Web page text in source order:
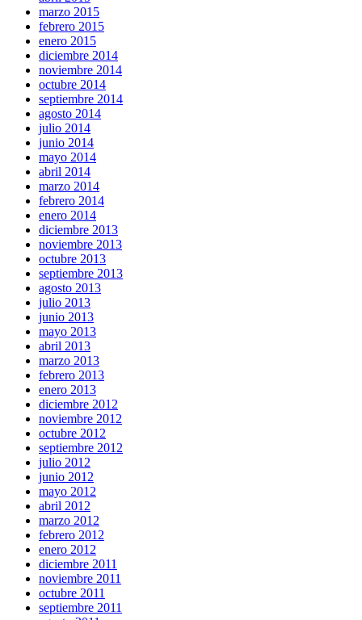
marzo 2015
febrero 2015
enero 2015
diciembre 2014
noviembre 2014
octubre 2014
septiembre 2014
agosto 2014
julio 2014
junio 2014
mayo 2014
abril 2014
marzo 2014
febrero 2014
enero 2014
diciembre 2013
noviembre 2013
octubre 2013
septiembre 2013
agosto 2013
julio 2013
junio 2013
mayo 2013
abril 2013
marzo 2013
febrero 2013
enero 2013
diciembre 2012
noviembre 2012
octubre 2012
septiembre 2012
julio 2012
junio 2012
mayo 2012
abril 2012
marzo 2012
febrero 2012
enero 2012
diciembre 2011
noviembre 2011
octubre 2011
septiembre 2011